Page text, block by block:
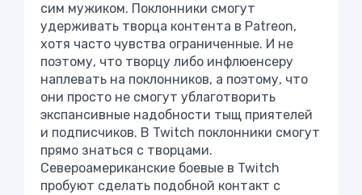
сим мужиком. Поклонники смогут
удерживать творца контента в Patreon,
хотя часто чувства ограниченные. И не
поэтому, что творцу либо инфлюенсеру
наплевать на поклонников, а поэтому, что
они просто не смогут ублаготворить
экспансивные надобности тыщ приятелей
и подписчиков. В Twitch поклонники смогут
прямо знаться с творцами.
Североамериканские боевые в Twitch
пробуют сделать подобной контакт с